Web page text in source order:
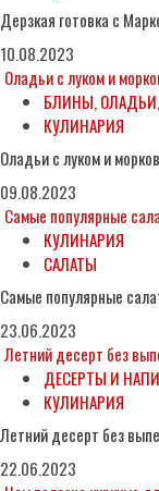
Дерзкая готовка с
10.08.2023
Оладьи с луком и
БЛИНЫ,
КУЛИНАРИЯ
Оладьи с луком и
09.08.2023
Самые популярные
КУЛИНАРИЯ
САЛАТЫ
Самые популярные
23.06.2023
Летний десерт без
ДЕСЕРТЫ И
КУЛИНАРИЯ
Летний десерт без
22.06.2023